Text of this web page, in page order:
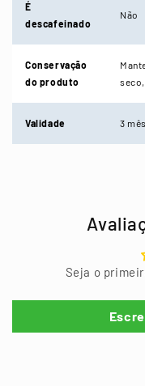
É
descafeinado
Não
Conservação
do produto
Validade 3
Seja o